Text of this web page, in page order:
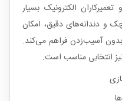
الکترونیک بسیار
و دندانه‌های دقیق، امکان
آسیب‌زدن فراهم می‌کند.
انتخابی مناسب است.